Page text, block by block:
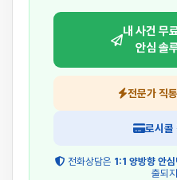
내 사건 무
안심 솔
전문가 직
로시콜
전화상담은 1:1 양방향 안
출되